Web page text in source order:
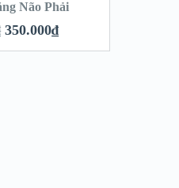
Não Phải
350.000₫